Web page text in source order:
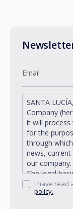
SANTA
Company
it will
for the
through
news,
our company.
The legal
dataI have read
policy.